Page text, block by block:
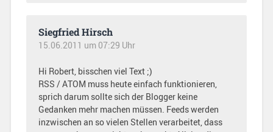
Siegfried Hirsch
15.06.2011 um 07:29 Uhr
Hi Robert, bisschen viel Text ;)
RSS / ATOM muss heute einfach funktionieren,
sprich darum sollte sich der Blogger keine
Gedanken mehr machen müssen. Feeds werden
inzwischen an so vielen Stellen verarbeitet, dass